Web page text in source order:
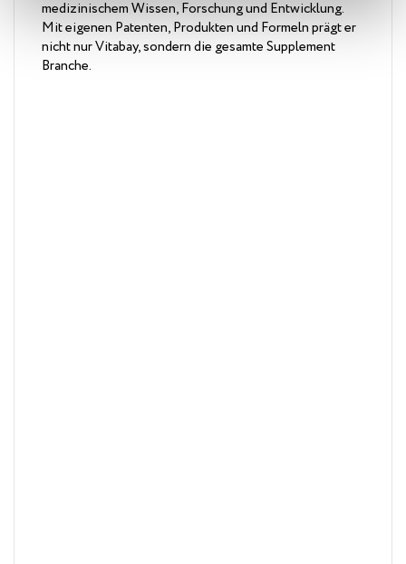
medizinischem Wissen, Forschung und Entwicklung.
Mit eigenen Patenten, Produkten und Formeln prägt er
nicht nur Vitabay, sondern die gesamte Supplement
Branche.